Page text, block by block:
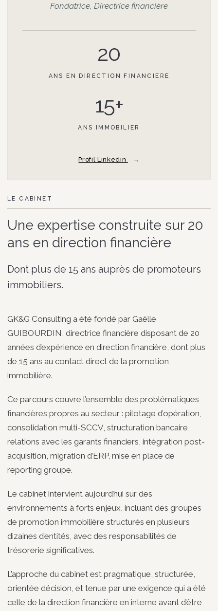
Fondatrice, Directrice financière
20
ANS EN DIRECTION FINANCIERE
15+
ANS IMMOBILIER
Profil Linkedin
LE CABINET
Une expertise construite sur 20
ans en direction financière
Dont plus de 15 ans auprès de promoteurs
immobiliers.
GK&G Consulting a été fondé par Gaëlle
GUIBOURDIN, directrice financière disposant de 20
années d’expérience en direction financière, dont plus
de 15 ans au contact direct de la promotion
immobilière.
Ce parcours couvre l’ensemble des problématiques
financières propres au secteur : pilotage d’opération,
consolidation multi-SCCV, structuration bancaire,
relations avec les garants financiers, intégration post-
acquisition, migration d’ERP, mise en place de
reporting groupe.
Le cabinet intervient aujourd’hui sur des
environnements à forts enjeux, incluant des groupes
de promotion immobilière structurés en plusieurs
dizaines d’entités, avec des responsabilités de
trésorerie significatives.
L’approche du cabinet est pragmatique, structurée,
orientée décision, et tenue par une exigence qui a été
celle de la direction financière en interne avant d’être